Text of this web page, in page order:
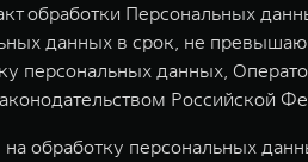
обработки Персональных
данных в срок, не
персональных данных,
Российской
обработку персональных